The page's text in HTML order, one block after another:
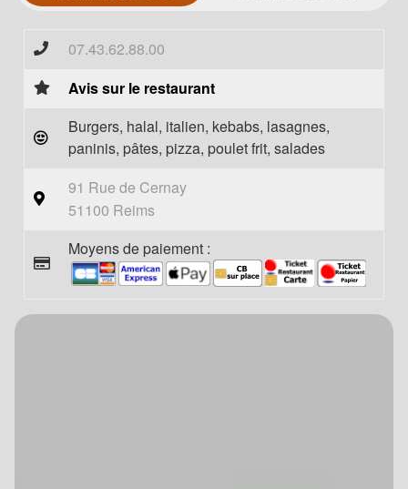
07.43.62.88.00
Avis sur le restaurant
Burgers, halal, italien, kebabs, lasagnes,
paninis, pâtes, pizza, poulet frit, salades
91 Rue de Cernay
51100 Reims
Moyens de paiement :